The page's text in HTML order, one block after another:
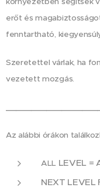
erőt és
fenntartható,
Szeretettel várlak, ha
vezetett mozgás.
Az alábbi órákon
ALL LEVEL =
NEXT LEVEL